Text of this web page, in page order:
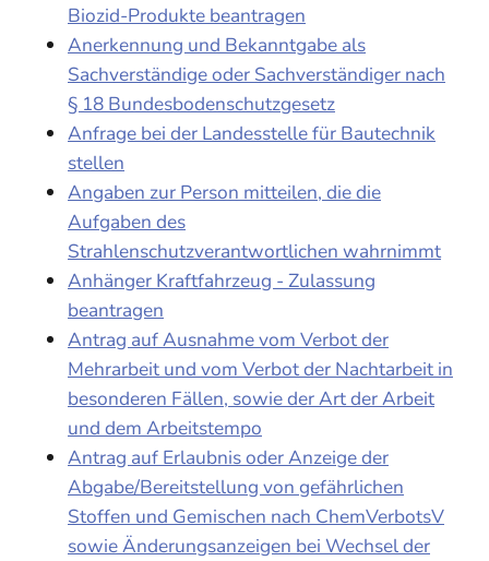
Biozid-Produkte beantragen
Anerkennung und Bekanntgabe als
Sachverständige oder Sachverständiger nach
§ 18 Bundesbodenschutzgesetz
Anfrage bei der Landesstelle für Bautechnik
stellen
Angaben zur Person mitteilen, die die
Aufgaben des
Strahlenschutzverantwortlichen wahrnimmt
Anhänger Kraftfahrzeug - Zulassung
beantragen
Antrag auf Ausnahme vom Verbot der
Mehrarbeit und vom Verbot der Nachtarbeit in
besonderen Fällen, sowie der Art der Arbeit
und dem Arbeitstempo
Antrag auf Erlaubnis oder Anzeige der
Abgabe/Bereitstellung von gefährlichen
Stoffen und Gemischen nach ChemVerbotsV
sowie Änderungsanzeigen bei Wechsel der